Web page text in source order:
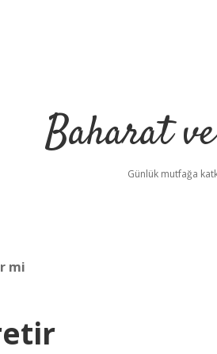
Baharat
Günlük mutfağa
mi